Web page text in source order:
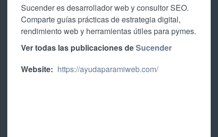
Sucender es desarrollador web y consultor SEO.
Comparte guías prácticas de estrategia digital,
rendimiento web y herramientas útiles para pymes.
Ver todas las publicaciones deSucender
Website: https://ayudaparamiweb.com/